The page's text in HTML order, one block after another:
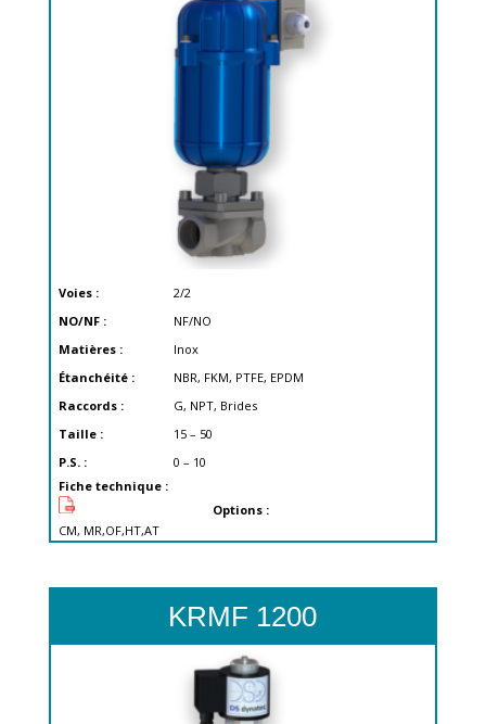
Voies :
2/2
NO/NF :
NF/NO
Matières :
Inox
Étanchéité :
NBR, FKM, PTFE, EPDM
Raccords :
G, NPT, Brides
Taille :
15 – 50
P.S. :
0 – 10
Fiche technique :
Options :
CM, MR,OF,HT,AT
KRMF 1200